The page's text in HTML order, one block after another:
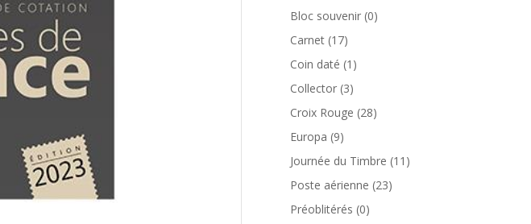
produits
Bloc souvenir 00
Carnet 1717
produits
Coin daté 1 1
Collector 33
produits
Croix Rouge 2828
Europa 99
produits
Journée du Timbre 11 11
Poste aérienne 2323
Préoblitérés 00